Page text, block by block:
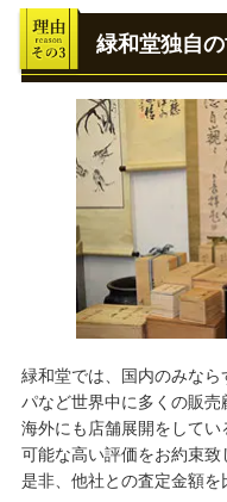
緑和堂独自
緑和堂では、国内のみな
パなど世界中に多くの販売
海外にも店舗展開をして
可能な高い評価をお約束致
是非、他社との査定金額を